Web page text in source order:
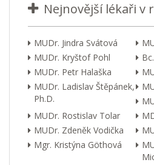
Nejnovější lékaři v
MUDr. Jindra Svátová
MUDr. Kryštof Pohl
MUDr. Petr Halaška
MUDr. Ladislav Štěpánek,
Ph.D.
MUDr. Rostislav Tolar
MUDr. Zdeněk Vodička
Mgr. Kristýna Göthová